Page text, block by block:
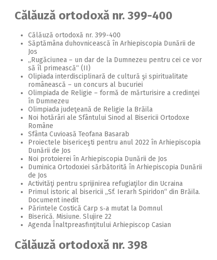
Călăuză ortodoxă nr. 399-400
Călăuză ortodoxă nr. 399-400
Săptămâna duhovnicească în Arhiepiscopia Dunării de
Jos
„Rugăciunea – un dar de la Dumnezeu pentru cei ce vor
să îl primească“ (II)
Olipiada interdisciplinară de cultură şi spiritualitate
românească – un concurs al bucuriei
Olimpiada de Religie – formă de mărturisire a credinţei
în Dumnezeu
Olimpiada judeţeană de Religie la Brăila
Noi hotărâri ale Sfântului Sinod al Bisericii Ortodoxe
Române
Sfânta Cuvioasă Teofana Basarab
Proiectele bisericeşti pentru anul 2022 în Arhiepiscopia
Dunării de Jos
Noi protoierei în Arhiepiscopia Dunării de Jos
Duminica Ortodoxiei sărbătorită în Arhiepiscopia Dunării
de Jos
Activităţi pentru sprijinirea refugiaţilor din Ucraina
Primul istoric al bisericii „Sf. Ierarh Spiridon“ din Brăila.
Document inedit
Părintele Costică Carp s‑a mutat la Domnul
Biserică. Misiune. Slujire 22
Agenda Înaltpreasfinţitului Arhiepiscop Casian
Călăuză ortodoxă nr. 398